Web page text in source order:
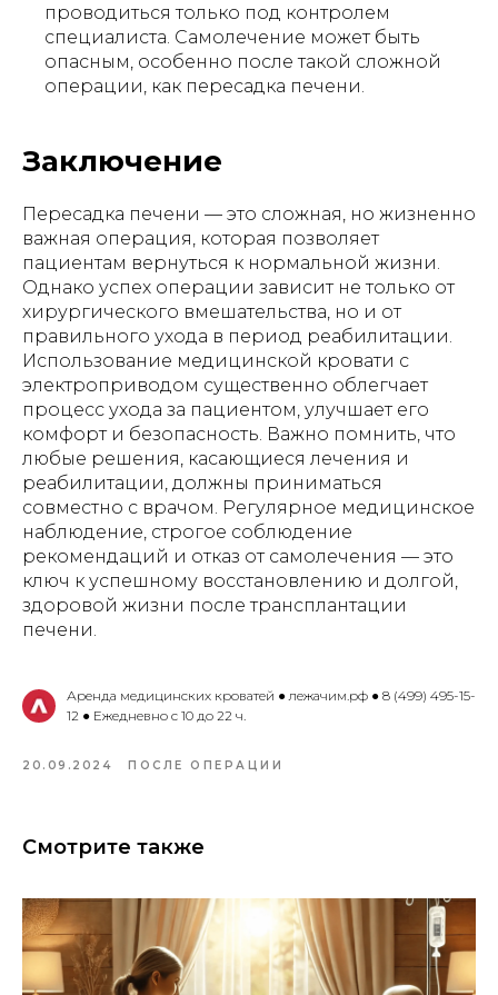
проводиться только под контролем
специалиста. Самолечение может быть
опасным, особенно после такой сложной
операции, как пересадка печени.
Заключение
Пересадка печени — это сложная, но жизненно
важная операция, которая позволяет
пациентам вернуться к нормальной жизни.
Однако успех операции зависит не только от
хирургического вмешательства, но и от
правильного ухода в период реабилитации.
Использование медицинской кровати с
электроприводом существенно облегчает
процесс ухода за пациентом, улучшает его
комфорт и безопасность. Важно помнить, что
любые решения, касающиеся лечения и
реабилитации, должны приниматься
совместно с врачом. Регулярное медицинское
наблюдение, строгое соблюдение
рекомендаций и отказ от самолечения — это
ключ к успешному восстановлению и долгой,
здоровой жизни после трансплантации
печени.
Аренда медицинских кроватей ● лежачим.рф ● 8 (499) 495-15-
12 ● Ежедневно с 10 до 22 ч.
20.09.2024 ПОСЛЕ ОПЕРАЦИИ
Смотрите также